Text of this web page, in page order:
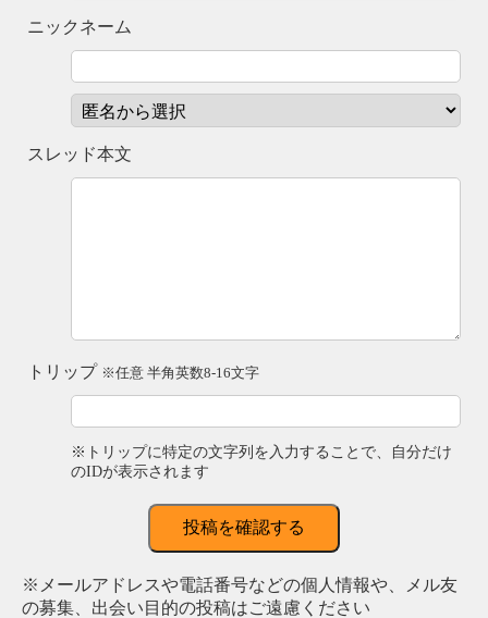
ニックネーム
スレッド本文
トリップ ※任意 半角英数8-16文字
※トリップに特定の文字列を入力することで、自分だけ
のIDが表示されます
投稿を確認する
※メールアドレスや電話番号などの個人情報や、メル友
の募集、出会い目的の投稿はご遠慮ください